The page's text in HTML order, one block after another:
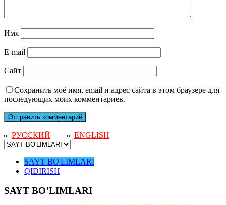
Имя
E-mail
Сайт
Сохранить моё имя, email и адрес сайта в этом браузере для
последующих моих комментариев.
РУССКИЙ ENGLISH
SAYT BO'LIMLARI
QIDIRISH
SAYT BO’LIMLARI